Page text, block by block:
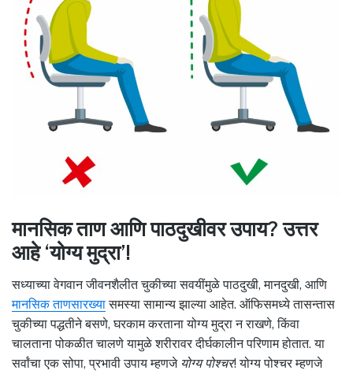
मानसिक ताण आणि पाठदुखीवर उपाय? उत्तर
आहे ‘योग्य मुद्रा’!
सध्याच्या वेगवान जीवनशैलीत चुकीच्या सवयींमुळे पाठदुखी, मानदुखी, आणि
मानसिक ताणसारख्यासमस्या सामान्य झाल्या आहेत. ऑफिसमध्ये तासन्तास
चुकीच्या पद्धतीने बसणे, घरकाम करताना योग्य मुद्रा न राखणे, किंवा
चालताना पोकळीत चालणे यामुळे शरीरावर दीर्घकालीन परिणाम होतात. या
सर्वांचा एक सोपा, प्रभावी उपाय म्हणजे योग्य पोश्चर! योग्य पोश्चर म्हणजे